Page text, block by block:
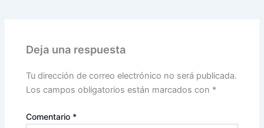
Deja una respuesta
Tu dirección de correo electrónico no será publicada.
Los campos obligatorios están marcados con *
Comentario *